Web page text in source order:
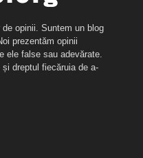
opinii. Suntem un blog
prezentăm opinii
ele false sau adevărate.
dreptul fiecăruia de a-